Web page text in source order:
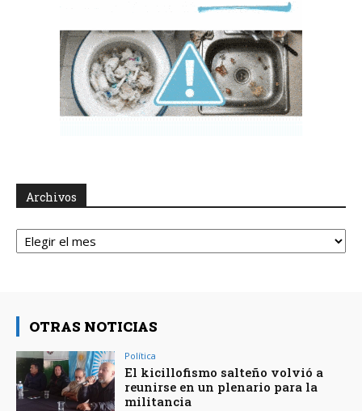
Archivos
Archivos
OTRAS NOTICIAS
Política
El kicillofismo salteño volvió a
reunirse en un plenario para la
militancia